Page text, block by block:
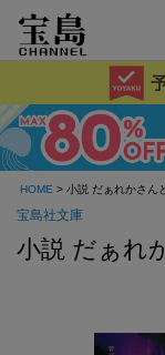
HOME > 小説 だぁれかさん
宝島社文庫
小説 だぁれ